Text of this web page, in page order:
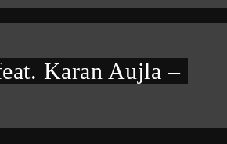
Karan Aujla –